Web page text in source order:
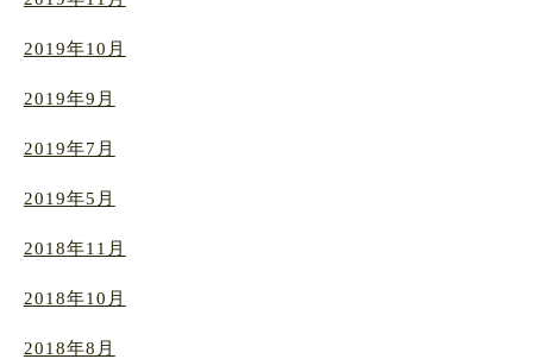
2019年10月
2019年9月
2019年7月
2019年5月
2018年11月
2018年10月
2018年8月